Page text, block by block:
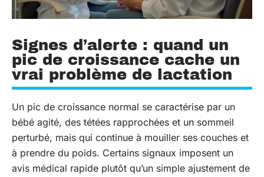
Signes d’alerte : quand un
pic de croissance cache un
vrai problème de lactation
Un pic de croissance normal se caractérise par un
bébé agité, des tétées rapprochées et un sommeil
perturbé, mais qui continue à mouiller ses couches et
à prendre du poids. Certains signaux imposent un
avis médical rapide plutôt qu’un simple ajustement de